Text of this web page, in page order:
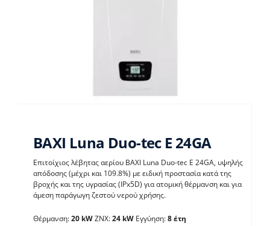
BAXI Luna Duo-tec E
24GA
BAXI Luna Duo-tec E 24GA
Επιτοίχιος λέβητας αερίου BAXI Luna Duo-tec E 24GA, υψηλής
απόδοσης (μέχρι και 109.8%) με ειδική προστασία κατά της
βροχής και της υγρασίας (IPx5D) για ατομική θέρμανση και για
άμεση παράγωγη ζεστού νερού χρήσης.
Θέρμανση:20 kWΖΝΧ:24 kWΕγγύηση:8 έτη